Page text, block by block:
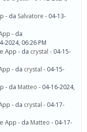
- da Salvatore - 04-13-
- da
2024, 06:26 PM
App - da crystal - 04-15-
- da crystal - 04-15-
- da Matteo - 04-16-2024,
- da crystal - 04-17-
App - da Matteo - 04-17-